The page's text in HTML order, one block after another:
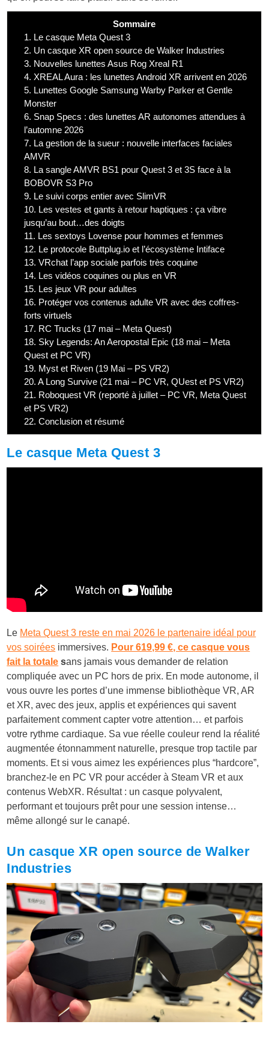
Sommaire
1. Le casque Meta Quest 3
2. Un casque XR open source de Walker Industries
3. Nouvelles lunettes Asus Rog Xreal R1
4. XREAL Aura : les lunettes Android XR arrivent en 2026
5. Lunettes Google Samsung Warby Parker et Gentle
Monster
6. Snap Specs : des lunettes AR autonomes attendues à
l’automne 2026
7. La gestion de la sueur : nouvelle interfaces faciales
AMVR
8. La sangle AMVR BS1 pour Quest 3 et 3S face à la
BOBOVR S3 Pro
9. Le suivi corps entier avec SlimVR
10. Les vestes et gants à retour haptiques : ça vibre
jusqu’au bout…des doigts
11. Les sextoys Lovense pour hommes et femmes
12. Le protocole Buttplug.io et l’écosystème Intiface
13. VRchat l’app sociale parfois très coquine
14. Les vidéos coquines ou plus en VR
15. Les jeux VR pour adultes
16. Protéger vos contenus adulte VR avec des coffres-
forts virtuels
17. RC Trucks (17 mai – Meta Quest)
18. Sky Legends: An Aeropostal Epic (18 mai – Meta
Quest et PC VR)
19. Myst et Riven (19 Mai – PS VR2)
20. A Long Survive (21 mai – PC VR, QUest et PS VR2)
21. Roboquest VR (reporté à juillet – PC VR, Meta Quest
et PS VR2)
22. Conclusion et résumé
Le casque Meta Quest 3
Le Meta Quest 3 reste en mai 2026 le partenaire idéal pour
vos soirées immersives. Pour 619,99 €, ce casque vous
fait la totale sans jamais vous demander de relation
compliquée avec un PC hors de prix. En mode autonome, il
vous ouvre les portes d’une immense bibliothèque VR, AR
et XR, avec des jeux, applis et expériences qui savent
parfaitement comment capter votre attention… et parfois
votre rythme cardiaque. Sa vue réelle couleur rend la réalité
augmentée étonnamment naturelle, presque trop tactile par
moments. Et si vous aimez les expériences plus “hardcore”,
branchez-le en PC VR pour accéder à Steam VR et aux
contenus WebXR. Résultat : un casque polyvalent,
performant et toujours prêt pour une session intense…
même allongé sur le canapé.
Un casque XR open source de Walker
Industries